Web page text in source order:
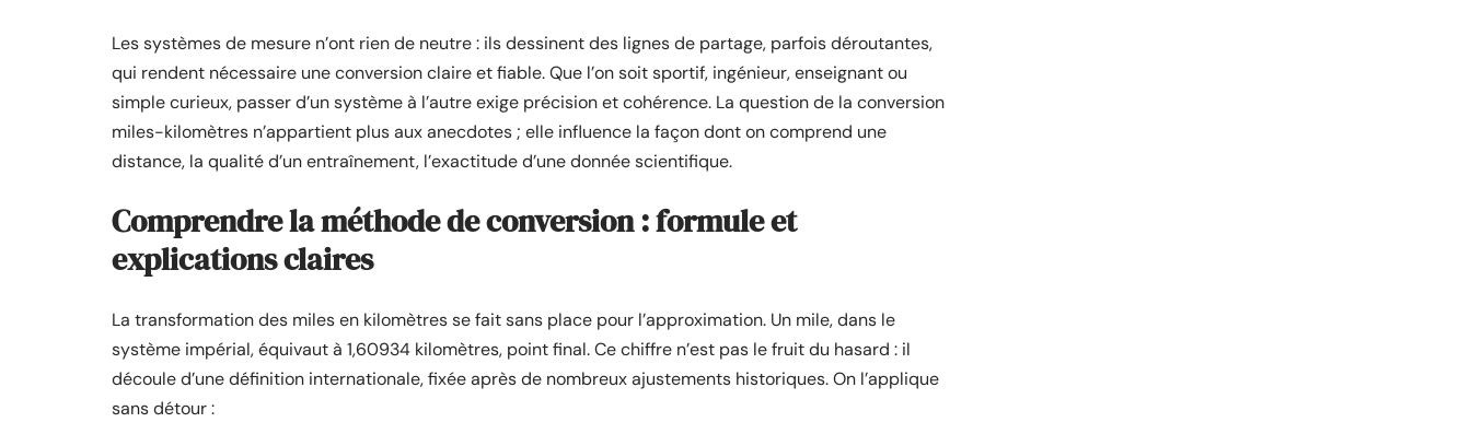
Les systèmes de mesure n’ont rien de neutre : ils dessinent des lignes de partage, parfois déroutantes,
qui rendent nécessaire une conversion claire et fiable. Que l’on soit sportif, ingénieur, enseignant ou
simple curieux, passer d’un système à l’autre exige précision et cohérence. La question de la conversion
miles-kilomètres n’appartient plus aux anecdotes ; elle influence la façon dont on comprend une
distance, la qualité d’un entraînement, l’exactitude d’une donnée scientifique.
Comprendre la méthode de conversion : formule et
explications claires
La transformation des miles en kilomètres se fait sans place pour l’approximation. Un mile, dans le
système impérial, équivaut à 1,60934 kilomètres, point final. Ce chiffre n’est pas le fruit du hasard : il
découle d’une définition internationale, fixée après de nombreux ajustements historiques. On l’applique
sans détour :